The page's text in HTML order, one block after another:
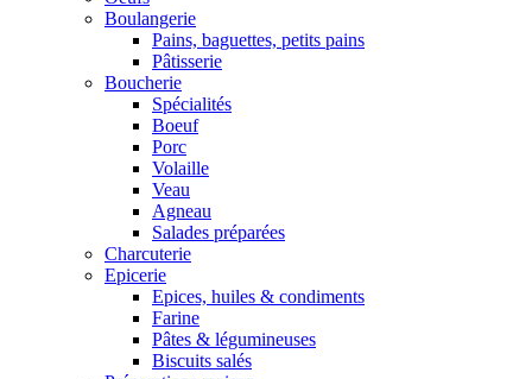
Boulangerie
Pains, baguettes, petits pains
Pâtisserie
Boucherie
Spécialités
Boeuf
Porc
Volaille
Veau
Agneau
Salades préparées
Charcuterie
Epicerie
Epices, huiles & condiments
Farine
Pâtes & légumineuses
Biscuits salés